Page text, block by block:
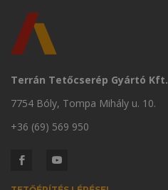
Terrán Tetőcserép Gyártó Kft.
7754 Bóly, Tompa Mihály u. 10.
+36 (69) 569 950